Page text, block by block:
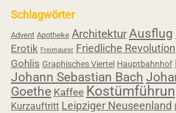
Schlagwörter
Advent Apotheke ArchitekturAusflug
Erotik Freimaurer Friedliche Revolution
Gohlis Graphisches Viertel Hauptbahnhof
Johann Sebastian Bach
Goethe Kaffee
Kurzauftritt Leipziger Neuseenland